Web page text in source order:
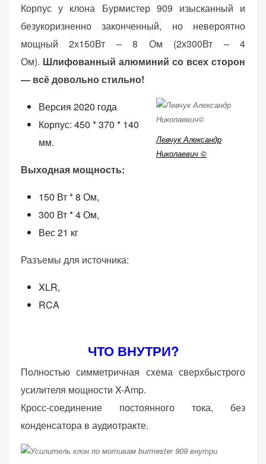
Корпус у клона Бурмистер 909 изысканный и
безукоризненно законченный, но невероятно
мощный 2х150Вт – 8 Ом (2х300Вт – 4
Ом). Шлифованный алюминий со всех сторон
— всё довольно стильно!
Левчук Александр
Николаевич ©
Версия 2020 года
Корпус: 450 * 370 * 140
мм.
Выходная мощность:
150 Вт * 8 Ом,
300 Вт * 4 Ом,
Вес 21 кг
Разъемы для источника:
XLR,
RCA
ЧТО ВНУТРИ?
Полностью симметричная схема сверхбыстрого
усилителя мощности X-Amp.
Кросс-соединение постоянного тока, без
конденсатора в аудиотракте.
этих файлов
cookie, некоторые
исчезнут.
(аналитика)
Анализируют
посещаемость
(Яндекс.Метрика).
персональных
Маркетинговые
Яндекс.Директ:
реклама на основе
ваших интересов.
Рассказывая о своих
посещении нашего
сайта, вы повышаете
просмотра
персонализированного
контента и